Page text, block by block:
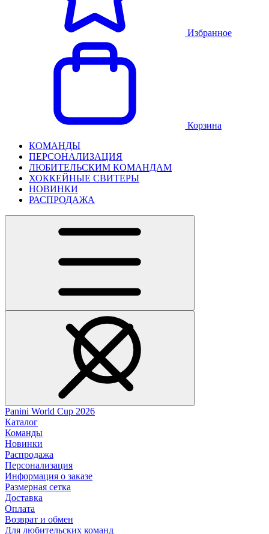
Избранное
Корзина
КОМАНДЫ
ПЕРСОНАЛИЗАЦИЯ
ЛЮБИТЕЛЬСКИМ КОМАНДАМ
ХОККЕЙНЫЕ СВИТЕРЫ
НОВИНКИ
РАСПРОДАЖА
Panini World Cup 2026
Каталог
Команды
Новинки
Распродажа
Персонализация
Информация о заказе
Размерная сетка
Доставка
Оплата
Возврат и обмен
Для любительских команд